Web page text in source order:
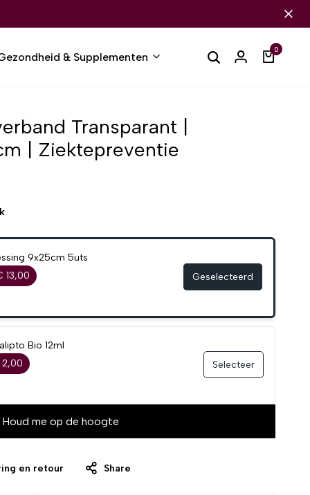
& Supplementen
0
Transparant |
| Ziektepreventie
9x25cm 5uts
13,00
Geselecteerd
Bio 12ml
Selecteer
Houd me op de hoogte
en retour Share